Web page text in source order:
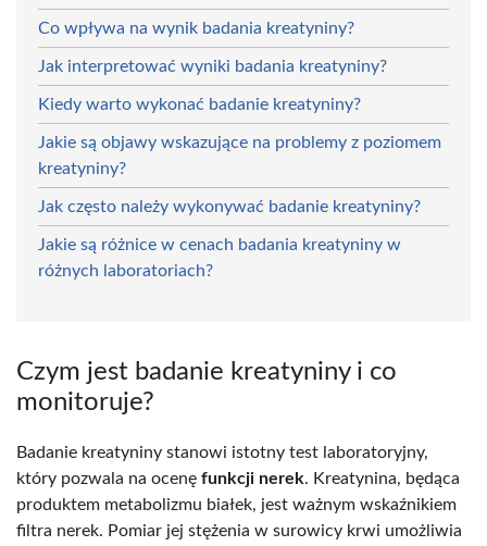
Co wpływa na wynik badania kreatyniny?
Jak interpretować wyniki badania kreatyniny?
Kiedy warto wykonać badanie kreatyniny?
Jakie są objawy wskazujące na problemy z poziomem
kreatyniny?
Jak często należy wykonywać badanie kreatyniny?
Jakie są różnice w cenach badania kreatyniny w
różnych laboratoriach?
Czym jest badanie kreatyniny i co
monitoruje?
Badanie kreatyniny stanowi istotny test laboratoryjny,
który pozwala na ocenę funkcji nerek. Kreatynina, będąca
produktem metabolizmu białek, jest ważnym wskaźnikiem
filtra nerek. Pomiar jej stężenia w surowicy krwi umożliwia